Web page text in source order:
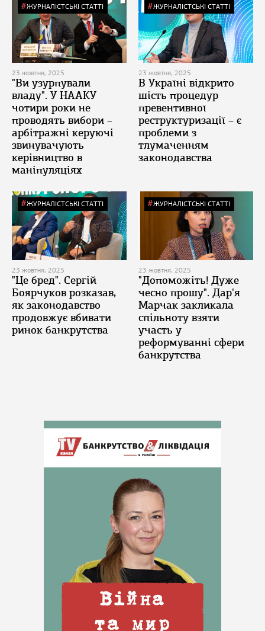
ЖУРНАЛІСТСЬКІ СТАТТІ
23 жовтня, 2025
"Ви узурпували
владу". У НААКУ
чотири роки не
проводять вибори –
арбітражні керуючі
звинувачують
керівництво в
маніпуляціях
ЖУРНАЛІСТСЬКІ СТАТТІ
23 жовтня, 2025
В Україні відкрито
шість процедур
превентивної
реструктуризації – є
проблеми з
тлумаченням
законодавства
ЖУРНАЛІСТСЬКІ СТАТТІ
23 жовтня, 2025
"Це бред". Сергій
Боярчуков розказав,
як законодавство
продовжує вбивати
ринок банкрутства
ЖУРНАЛІСТСЬКІ СТАТТІ
23 жовтня, 2025
"Допоможіть! Дуже
чесно прошу". Дар'я
Марчак закликала
спільноту взяти
участь у
реформуванні сфери
банкрутства